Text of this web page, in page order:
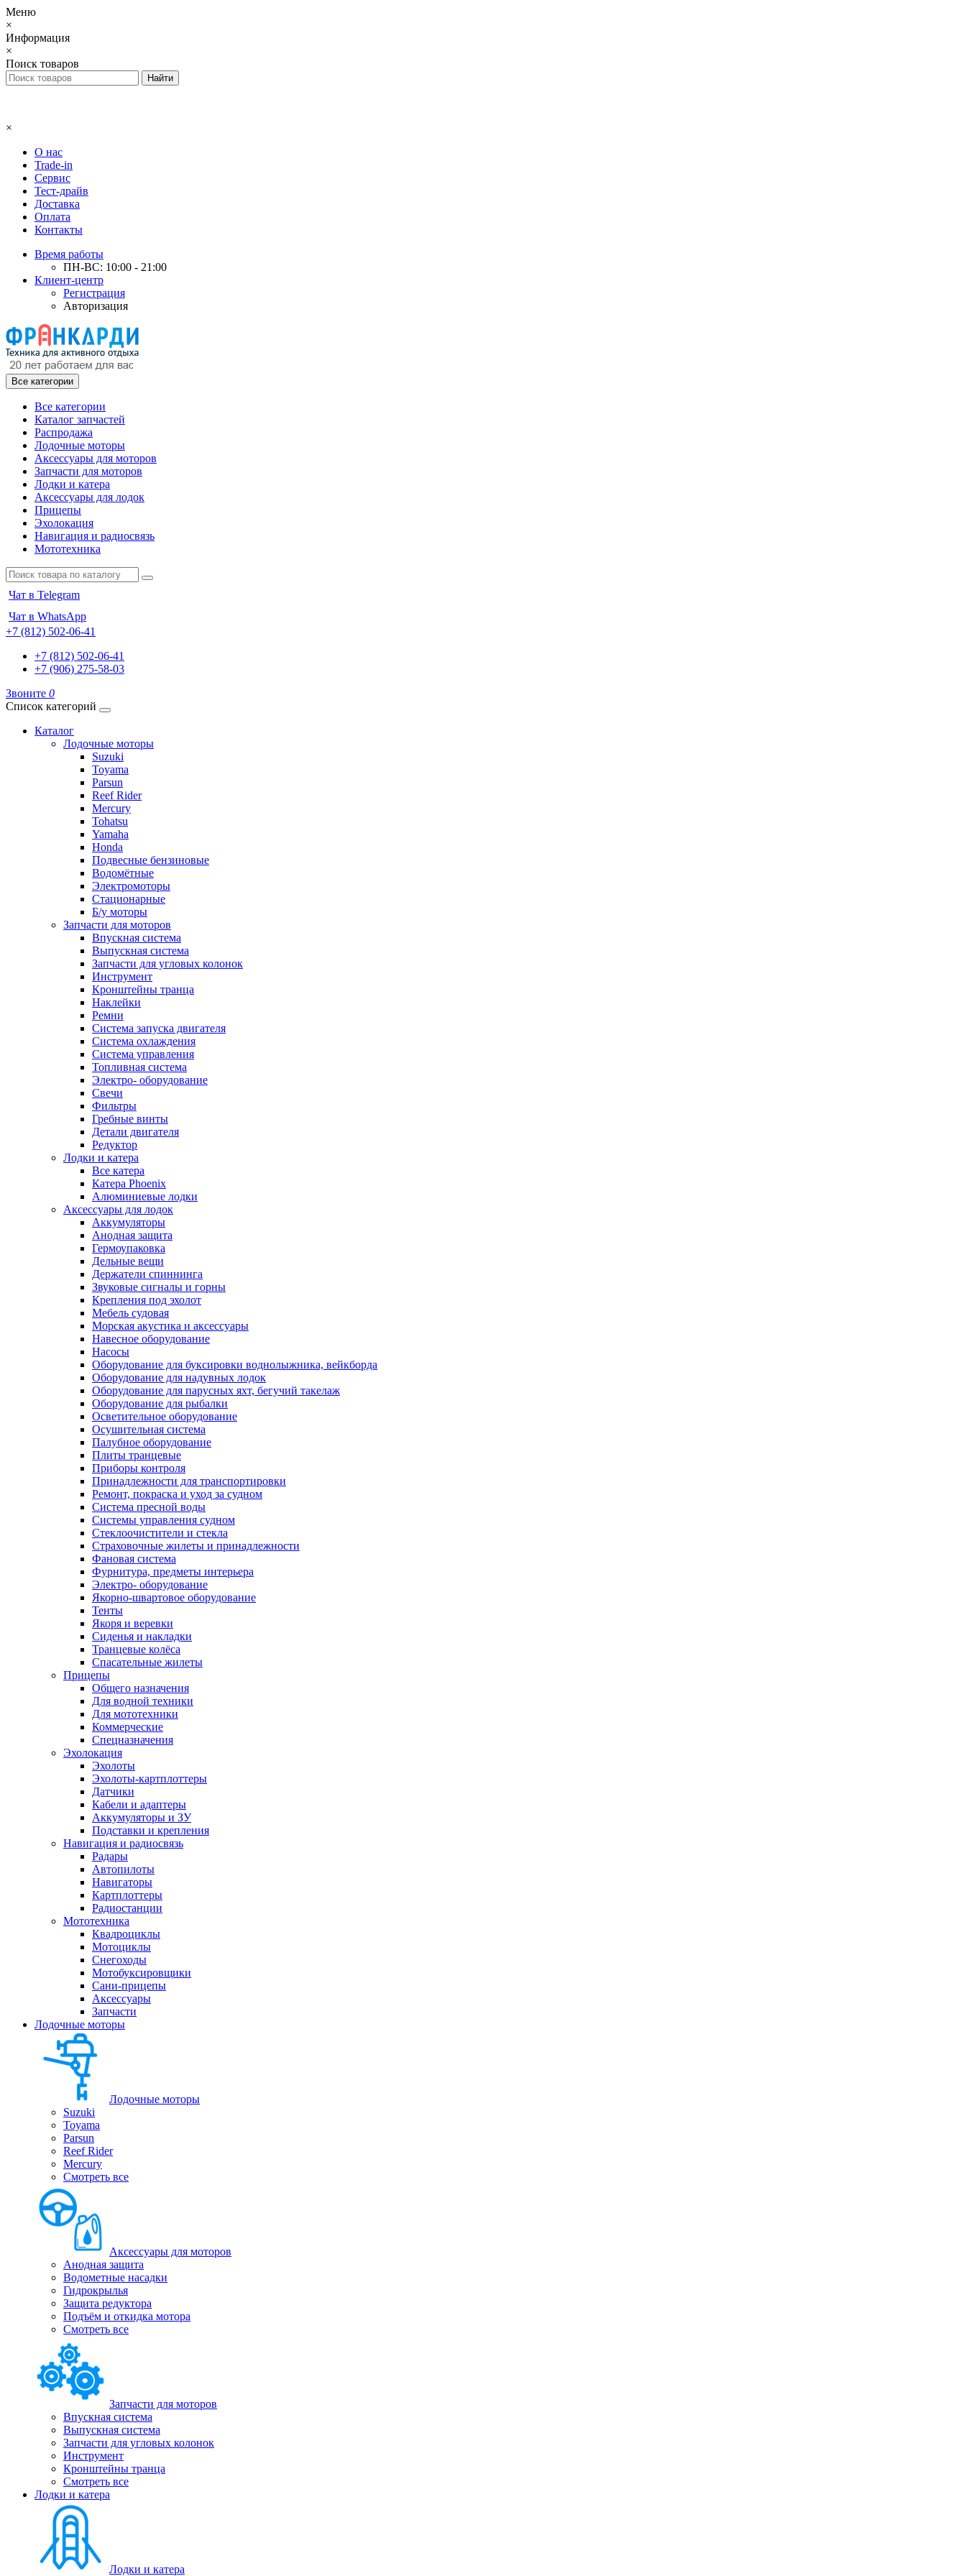
Меню
×
Информация
×
Поиск товаров
×
О нас
Trade-in
Сервис
Тест-драйв
Доставка
Оплата
Контакты
Время работы
ПН-ВС: 10:00 - 21:00
Клиент-центр
Регистрация
Авторизация
Все категории
Все категории
Каталог запчастей
Распродажа
Лодочные моторы
Аксессуары для моторов
Запчасти для моторов
Лодки и катера
Аксессуары для лодок
Прицепы
Эхолокация
Навигация и радиосвязь
Мототехника
Чат в Telegram
Чат в WhatsApp
+7 (812) 502-06-41
+7 (812) 502-06-41
+7 (906) 275-58-03
Звоните 0
Список категорий
Каталог
Лодочные моторы
Suzuki
Toyama
Parsun
Reef Rider
Mercury
Tohatsu
Yamaha
Honda
Подвесные бензиновые
Водомётные
Электромоторы
Стационарные
Б/у моторы
Запчасти для моторов
Впускная система
Выпускная система
Запчасти для угловых колонок
Инструмент
Кронштейны транца
Наклейки
Ремни
Система запуска двигателя
Система охлаждения
Система управления
Топливная система
Электро- оборудование
Свечи
Фильтры
Гребные винты
Детали двигателя
Редуктор
Лодки и катера
Все катера
Катера Phoenix
Алюминиевые лодки
Аксессуары для лодок
Аккумуляторы
Анодная защита
Гермоупаковка
Дельные вещи
Держатели спиннинга
Звуковые сигналы и горны
Крепления под эхолот
Мебель судовая
Морская акустика и аксессуары
Навесное оборудование
Насосы
Оборудование для буксировки воднолыжника, вейкборда
Оборудование для надувных лодок
Оборудование для парусных яхт, бегучий такелаж
Оборудование для рыбалки
Осветительное оборудование
Осушительная система
Палубное оборудование
Плиты транцевые
Приборы контроля
Принадлежности для транспортировки
Ремонт, покраска и уход за судном
Система пресной воды
Системы управления судном
Стеклоочистители и стекла
Страховочные жилеты и принадлежности
Фановая система
Фурнитура, предметы интерьера
Электро- оборудование
Якорно-швартовое оборудование
Тенты
Якоря и веревки
Сиденья и накладки
Транцевые колёса
Спасательные жилеты
Прицепы
Общего назначения
Для водной техники
Для мототехники
Коммерческие
Спецназначения
Эхолокация
Эхолоты
Эхолоты-картплоттеры
Датчики
Кабели и адаптеры
Аккумуляторы и ЗУ
Подставки и крепления
Навигация и радиосвязь
Радары
Автопилоты
Навигаторы
Картплоттеры
Радиостанции
Мототехника
Квадроциклы
Мотоциклы
Снегоходы
Мотобуксировщики
Сани-прицепы
Аксессуары
Запчасти
Лодочные моторы
Лодочные моторы
Suzuki
Toyama
Parsun
Reef Rider
Mercury
Смотреть все
Аксессуары для моторов
Анодная защита
Водометные насадки
Гидрокрылья
Защита редуктора
Подъём и откидка мотора
Смотреть все
Запчасти для моторов
Впускная система
Выпускная система
Запчасти для угловых колонок
Инструмент
Кронштейны транца
Смотреть все
Лодки и катера
Лодки и катера